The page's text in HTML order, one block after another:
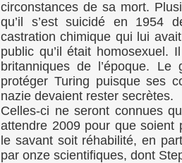
circonstances de sa mort.
qu’il s’est suicidé en 1954
castration chimique qui lui
public qu’il était homosexuel.
britanniques de l’époque.
protéger Turing puisque ses
nazie devaient rester secrètes.
Celles-ci ne seront connues
attendre 2009 pour que soient
le savant soit réhabilité, en
par onze scientifiques, dont